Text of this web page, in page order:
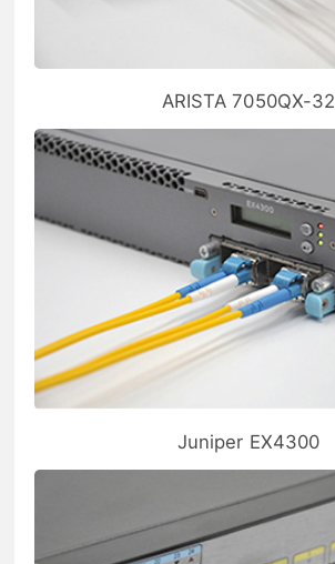
ARISTA 7050QX-32
Juniper EX4300